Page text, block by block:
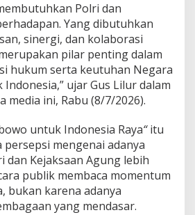
a
j
u
Polri dan
Yang dibutuhkan
sinergi, dan kolaborasi
pilar penting dalam
hukum serta keutuhan Negara
Indonesia,” ujar Gus Lilur dalam
media ini, Rabu (8/7/2026).
untuk Indonesia Raya“itu
persepsi mengenai adanya
dan Kejaksaan Agung lebih
publik membaca momentum
bukan karena adanya
yang mendasar.